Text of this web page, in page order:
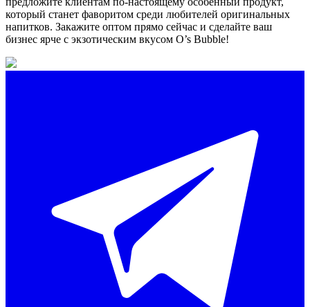
который станет фаворитом среди любителей оригинальных
напитков. Закажите оптом прямо сейчас и сделайте ваш
бизнес ярче с экзотическим вкусом O’s Bubble!